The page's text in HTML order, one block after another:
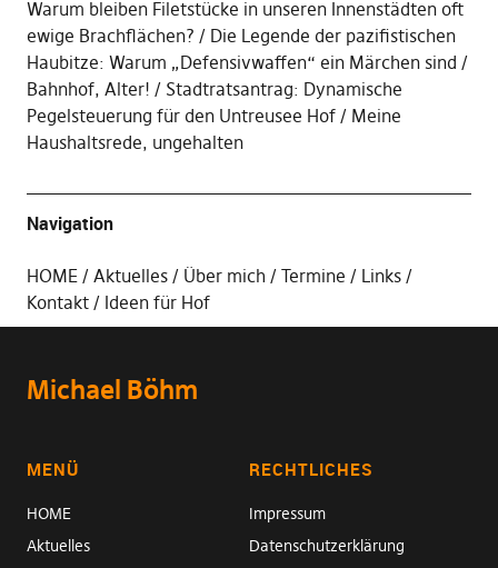
Warum bleiben Filetstücke in unseren Innenstädten oft
ewige Brachflächen?
Die Legende der pazifistischen
Haubitze: Warum „Defensivwaffen“ ein Märchen sind
Bahnhof, Alter!
Stadtratsantrag: Dynamische
Pegelsteuerung für den Untreusee Hof
Meine
Haushaltsrede, ungehalten
Navigation
HOME Aktuelles Über mich Termine
Links
Kontakt
Ideen für Hof
Michael Böhm
MENÜ
HOME
Aktuelles
RECHTLICHES
Impressum
Datenschutzerklärung